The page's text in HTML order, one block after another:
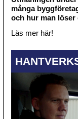
många
och hur man löser
Läs mer här!